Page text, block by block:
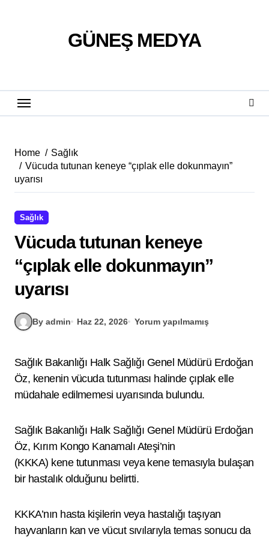
GÜNEŞ MEDYA
Home
Sağlık
Vücuda tutunan keneye “çıplak elle dokunmayın”
uyarısı
Sağlık
Vücuda tutunan keneye
“çıplak elle dokunmayın”
uyarısı
By admin Haz 22, 2026 Yorum yapılmamış
Sağlık Bakanlığı Halk Sağlığı Genel Müdürü Erdoğan
Öz, kenenin vücuda tutunması halinde çıplak elle
müdahale edilmemesi uyarısında bulundu.
Sağlık Bakanlığı Halk Sağlığı Genel Müdürü Erdoğan
Öz, Kırım Kongo Kanamalı Ateşi’nin
(KKKA) kene tutunması veya kene temasıyla bulaşan
bir hastalık olduğunu belirtti.
KKKA’nın hasta kişilerin veya hastalığı taşıyan
hayvanların kan ve vücut sıvılarıyla temas sonucu da